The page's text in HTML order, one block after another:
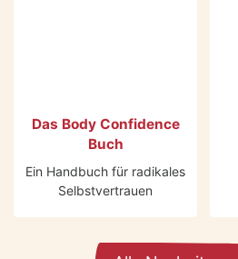
Das Body Confidence
Buch
Ein Handbuch für radikales
Selbstvertrauen